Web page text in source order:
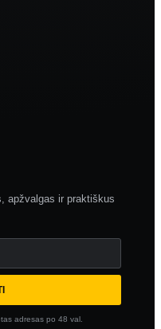
apžvalgas ir praktiškus
adresas po 48 val.